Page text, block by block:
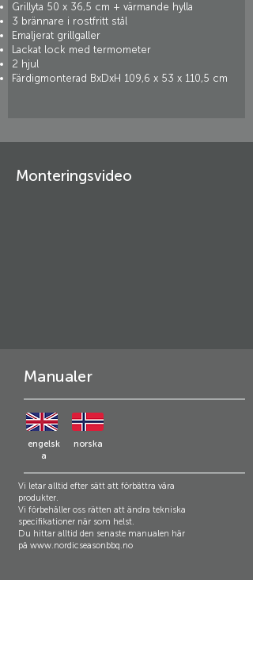
Grillyta 50 x 36,5 cm + värmande hylla
3 brännare i rostfritt stål
Emaljerat grillgaller
Lackat lock med termometer
2 hjul
Färdigmonterad BxDxH 109,6 x 53 x 110,5 cm
Monteringsvideo
Manualer
engelsk
a
norska
Vi letar alltid efter sätt att förbättra våra
produkter.
Vi förbehåller oss rätten att ändra tekniska
specifikationer när som helst.
Du hittar alltid den senaste manualen här
på www.nordicseasonbbq.no